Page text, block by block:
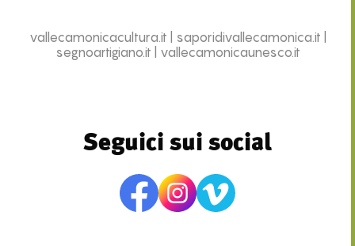
vallecamonicacultura.it saporidivallecamonica.it
segnoartigiano.it
vallecamonicaunesco.it
Seguici sui social